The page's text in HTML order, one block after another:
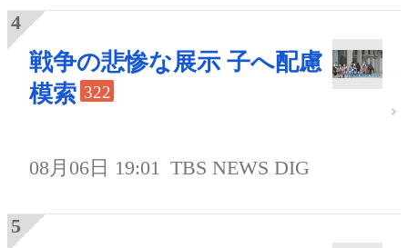
戦争の悲惨な展示 子へ配慮
模索 322
08月06日 19:01 TBS NEWS DIG